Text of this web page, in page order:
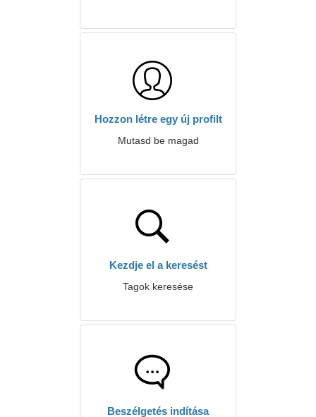
Hozzon létre egy új profilt
Mutasd be magad
Kezdje el a keresést
Tagok keresése
Beszélgetés indítása